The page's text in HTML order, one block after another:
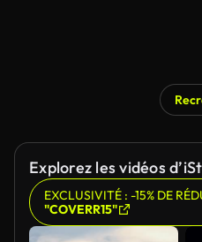
Généré par l’IA
Explorez les vidéos
EXCLUSIVITÉ : -15% DE
"COVERR15"